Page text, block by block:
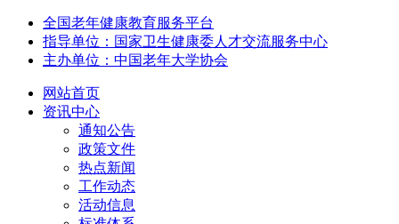
全国老年健康教育服务平台
指导单位：国家卫生健康委人才交流服务中心
主办单位：中国老年大学协会
网站首页
资讯中心
通知公告
政策文件
热点新闻
工作动态
活动信息